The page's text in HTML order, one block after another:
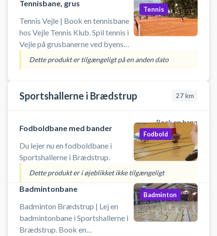
Tennisbane, grus
Tennis Vejle | Book en tennisbane
hos Vejle Tennis Klub. Spil tennis i
Vejle på grusbanerne ved byens
tennisklub. Gode
parkeringsmuligheder ved
ketcher og bolde.
Tennis
Dette produkt er tilgængeligt på en anden dato
Sportshallerne i Brædstrup 27 km
Book en bane
Fodboldbane med bander
Du lejer nu en fodboldbane i
Sportshallerne i Brædstrup.
Fodbold
Dette produkt er i øjeblikket ikke tilgængeligt
Badmintonbane
Badminton Brædstrup | Lej en
badmintonbane i Sportshallerne i
Brædstrup. Book en
Badminton